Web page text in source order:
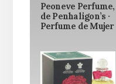
Peoneve Perfume,
de Penhaligon’s ·
Perfume de Mujer